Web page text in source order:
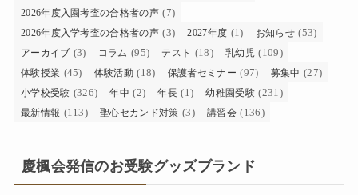
2026年度入園考査の合格者の声 (7)
2026年度入学考査の合格者の声 (3) 2027年度 (1) お知らせ (53)
アーカイブ (3) コラム (95) テスト (18) 乳幼児 (109)
体験授業 (45) 体験活動 (18) 保護者セミナー (97) 募集中 (27)
小学校受験 (326) 年中 (2) 年長 (1) 幼稚園受験 (231)
最新情報 (113) 聖心セカンド対策 (3) 講習会 (136)
慶楓会発信のお受験グッズブランド